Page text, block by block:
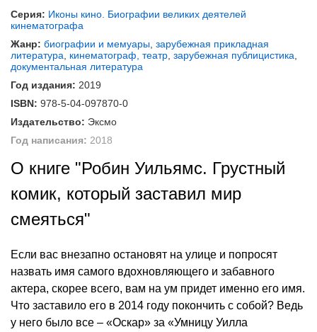
Серия: Иконы кино. Биографии великих деятелей
кинематографа
Жанр: биографии и мемуары зарубежная прикладная
литература
кинематограф, театр зарубежная публицистика
документальная литература
Год издания: 2019
ISBN: 978-5-04-097870-0
Издательство: Эксмо
Год написания: 2018
О книге "Робин Уильямс. Грустный
комик, который заставил мир
смеяться"
Если вас внезапно остановят на улице и попросят
назвать имя самого вдохновляющего и забавного
актера, скорее всего, вам на ум придет именно его имя.
Что заставило его в 2014 году покончить с собой? Ведь
у него было все – «Оскар» за «Умницу Уилла